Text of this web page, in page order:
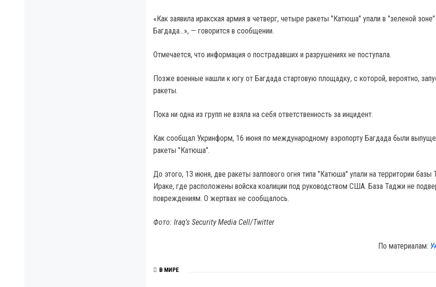
«Как заявила иракская армия в четверг, четыре ракеты "Катюша" упали в "зеленой зоне"
Багдада…», — говорится в сообщении.
Отмечается, что информация о пострадавших и разрушениях не поступала.
Позже военные нашли к югу от Багдада стартовую площадку, с которой, вероятно,
ракеты.
Пока ни одна из групп не взяла на себя ответственность за инцидент.
Как сообщал Укринформ, 16 июня по международному аэропорту Багдада были
ракеты "Катюша".
До этого, 13 июня, две ракеты залпового огня типа "Катюша" упали на территории базы
Ираке, где расположены войска коалиции под руководством США. База Таджи не
повреждениям. О жертвах не сообщалось.
Фото: Iraq's Security Media Cell/Twitter
По материалам:
В МИРЕ